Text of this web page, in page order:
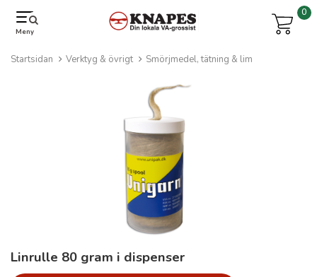
Meny
0
Startsidan Verktyg & övrigt Smörjmedel, tätning & lim
Linrulle 80 gram i dispenser